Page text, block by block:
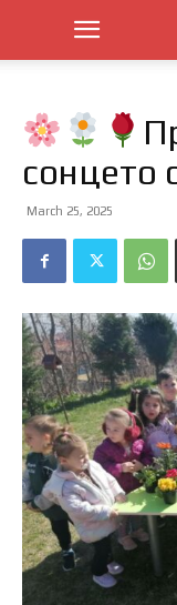
сонцето
March 25, 2025